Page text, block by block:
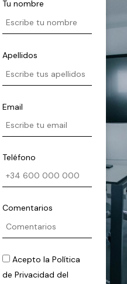
Tu nombre
Apellidos
Email
Teléfono
Comentarios
Acepto laPolítica
de Privacidad del